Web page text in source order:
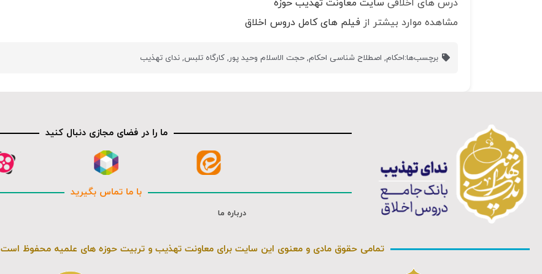
درس های اخلاقی سایت معاونت تهذیب حوزه
مشاهده موارد بیشتر از فیلم های کامل دروس اخلاق
برچسب‌ها:احکام, اصطلاح شناسی احکام,حجت الاسلام وحید پور,کارگاه تلبس,ندای تهذیب
ما را در فضای مجازی دنبال کنید
با ما تماس بگیرید
درباره ما
تمامی حقوق مادی و معنوی این سایت برای معاونت تهذیب و تربیت حوزه های علمیه محفوظ است